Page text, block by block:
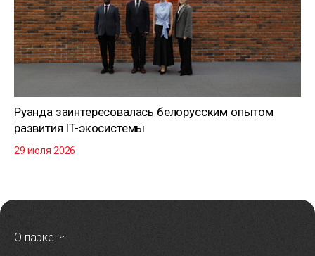
Руанда заинтересовалась белорусским опытом
развития IT-экосистемы
29 июля 2026
О парке